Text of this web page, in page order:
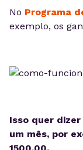
No Programa
exemplo, os
Isso quer dizer
um mês, por